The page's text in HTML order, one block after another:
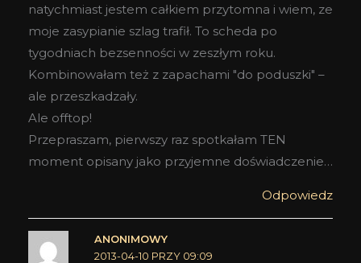
natychmiast jestem całkiem przytomna i wiem, ze
moje zasypianie szlag trafił. To scheda po
tygodniach bezsenności w zeszłym roku.
Kombinowałam też z zapachami "do poduszki" –
ale przeszkadzały.
Ale offtop!
Przepraszam, pierwszy raz spotkałam TEN
moment opisany jako przyjemne doświadczenie…
Odpowiedz
ANONIMOWY
2013-04-10 PRZY 09:09